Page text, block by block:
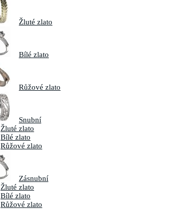
Žluté zlato
Bílé zlato
Růžové zlato
Snubní
Žluté zlato
Bílé zlato
Růžové zlato
Zásnubní
Žluté zlato
Bílé zlato
Růžové zlato